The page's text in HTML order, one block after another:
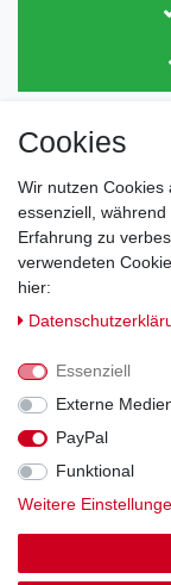
Direkt vom
Lagerware
©
Cookies
Wir nutzen Cookies
essenziell,
Erfahrung zu
verwendeten
hier:
Essenziell
Externe
PayPal
Funktional
Weitere